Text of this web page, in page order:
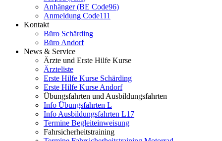
Anhänger (BE Code96)
Anmeldung Code111
Kontakt
Büro Schärding
Büro Andorf
News & Service
Ärzte und Erste Hilfe Kurse
Ärzteliste
Erste Hilfe Kurse Schärding
Erste Hilfe Kurse Andorf
Übungsfahrten und Ausbildungsfahrten
Info Übungsfahrten L
Info Ausbildungsfahrten L17
Termine Begleiteinweisung
Fahrsicherheitstraining